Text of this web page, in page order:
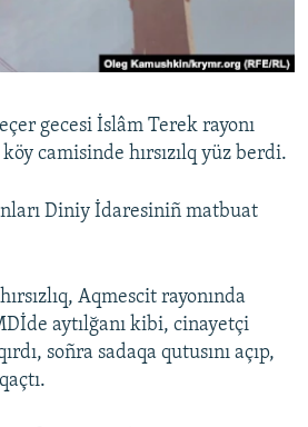
gecesi İslâm Terek rayonı
camisinde hırsızılq yüz berdi.
Diniy İdaresiniñ matbuat
Aqmescit rayonında
aytılğanı kibi, cinayetçi
soñra sadaqa qutusını açıp,